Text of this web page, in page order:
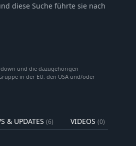
-5% 9,49€
-5% 9,49€
-5% 6,64€
diese Suche führte sie nach
und die dazugehörigen
in der EU, den USA und/oder
& UPDATES (6) VIDEOS (0)